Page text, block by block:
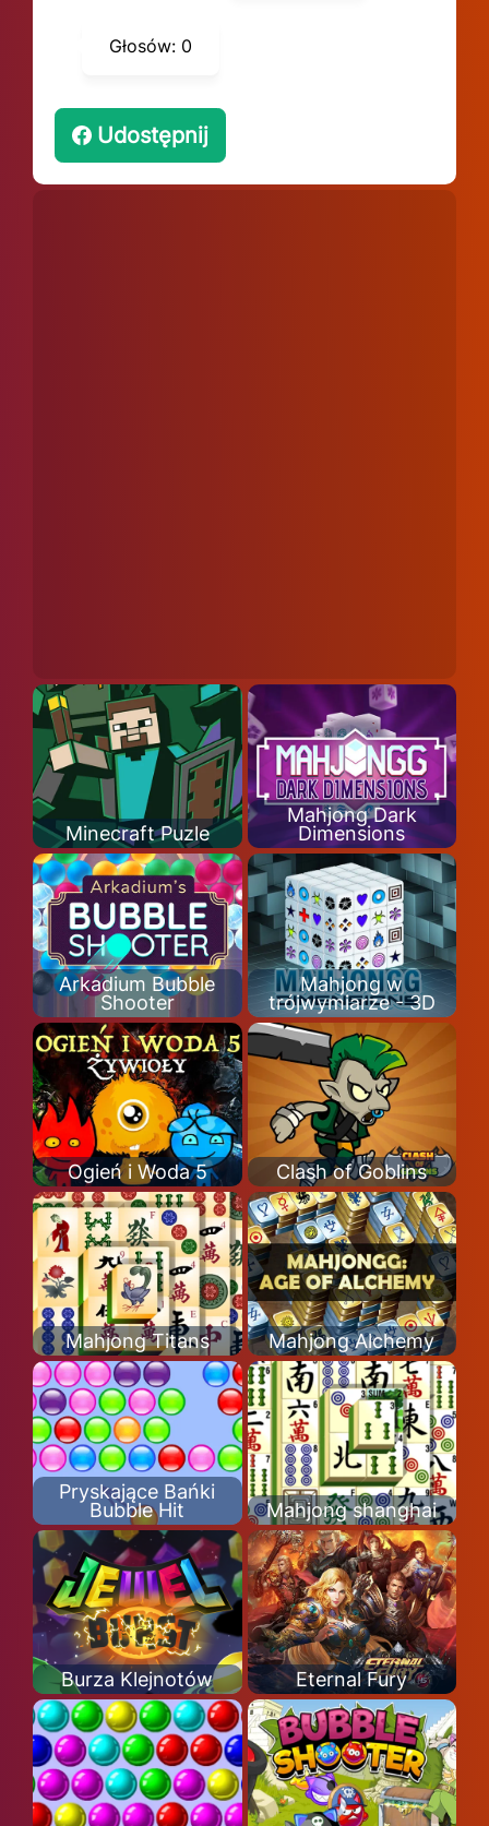
Głosów: 0
Udostępnij
Minecraft Puzle
Mahjong Dark
Dimensions
Arkadium Bubble
Shooter
Mahjong w
trójwymiarze - 3D
Ogień i Woda 5 Clash of Goblins
Mahjong Titans Mahjong Alchemy
Pryskające Bańki
Bubble Hit
Mahjong shanghai
Burza Klejnotów Eternal Fury